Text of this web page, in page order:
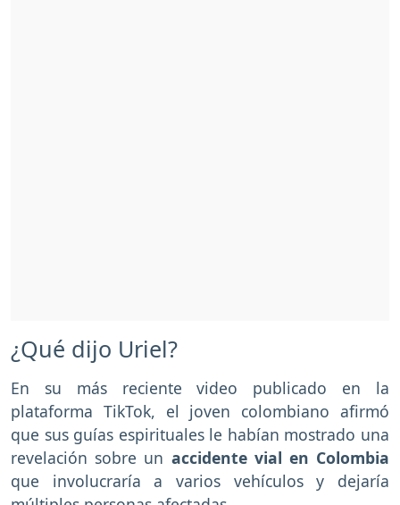
¿Qué dijo Uriel?
En su más reciente video publicado en la
plataforma TikTok, el joven colombiano afirmó
que sus guías espirituales le habían mostrado una
revelación sobre un accidente vial en Colombia
que involucraría a varios vehículos y dejaría